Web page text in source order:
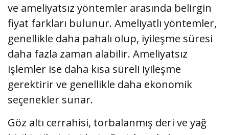
ve ameliyatsız yöntemler arasında belirgin
fiyat farkları bulunur. Ameliyatlı yöntemler,
genellikle daha pahalı olup, iyileşme süresi
daha fazla zaman alabilir. Ameliyatsız
işlemler ise daha kısa süreli iyileşme
gerektirir ve genellikle daha ekonomik
seçenekler sunar.
Göz altı cerrahisi, torbalanmış deri ve yağ